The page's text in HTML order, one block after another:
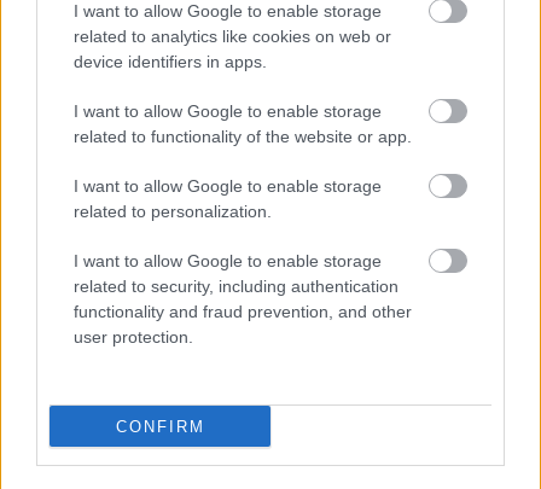
I want to allow Google to enable storage
related to analytics like cookies on web or
device identifiers in apps.
I want to allow Google to enable storage
related to functionality of the website or app.
I want to allow Google to enable storage
related to personalization.
I want to allow Google to enable storage
related to security, including authentication
functionality and fraud prevention, and other
user protection.
CONFIRM
A zárkában rosszul lett, elájult – ilyen körülményekről
számoltak be a szolnoki börtönből
Váratlan fennakadás borította fel a Szolnok–Kecskemét
vasútvonal közlekedését
elbocsátott dolgozón segítene
kerékpárgyártás meghatározó szereplője
Egyszer fent, egyszer lent, így festett a Duna a két évvel
ezelőtti árvíz idején és így most – fotógyűjtemény
Ilyenek eddig a tapasztalatok a vendégektől – a hőhullám
miatt ingyenes a strandolás Szolnokon